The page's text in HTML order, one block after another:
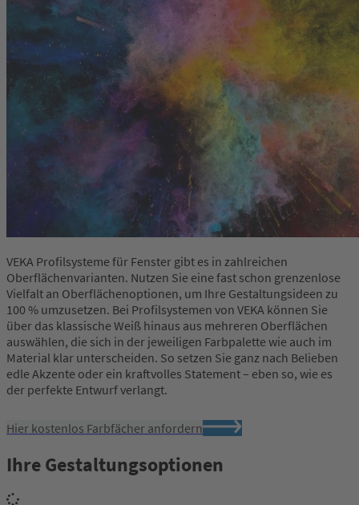
VEKA Profilsysteme für Fenster gibt es in zahlreichen
Oberflächenvarianten. Nutzen Sie eine fast schon grenzenlose
Vielfalt an Oberflächenoptionen, um Ihre Gestaltungsideen zu
100 % umzusetzen. Bei Profilsystemen von VEKA können Sie
über das klassische Weiß hinaus aus mehreren Oberflächen
auswählen, die sich in der jeweiligen Farbpalette wie auch im
Material klar unterscheiden. So setzen Sie ganz nach Belieben
edle Akzente oder ein kraftvolles Statement – eben so, wie es
der perfekte Entwurf verlangt.
Hier kostenlos Farbfächer anfordern
Ihre Gestaltungsoptionen